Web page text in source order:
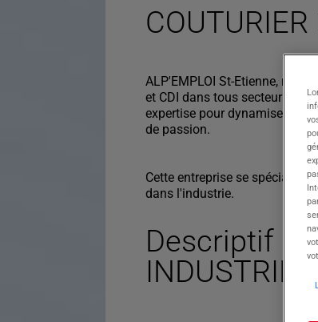
ALP'EMPLOI St-Etienne,
et CDI dans tous secteurs à
expertise pour dynamiser
de passion.
Cette entreprise se spécialise
dans l'industrie.
Descriptif du
INDUSTRIEL